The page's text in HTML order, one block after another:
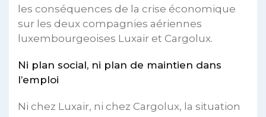
les conséquences de la crise économique
sur les deux compagnies aériennes
luxembourgeoises Luxair et Cargolux.
Ni plan social, ni plan de maintien dans
l’emploi
Ni chez Luxair, ni chez Cargolux, la situation